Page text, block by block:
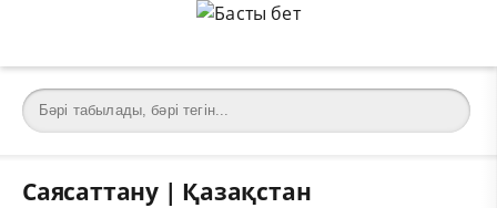
Саясаттану | Қазақстан